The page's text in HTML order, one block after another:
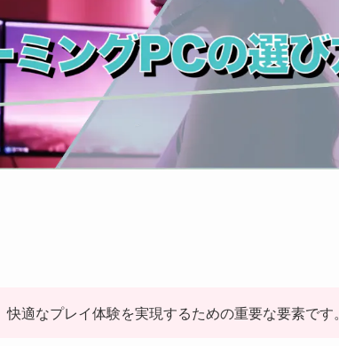
適なプレイ体験を実現するための重要な要素です。